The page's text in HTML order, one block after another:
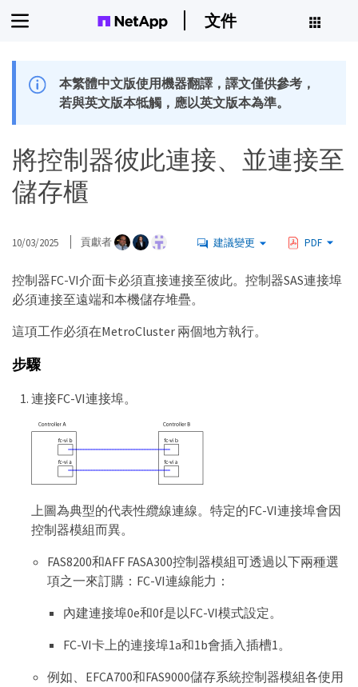
文件
本繁體中文版使用機器翻譯，譯文僅供參考，
若與英文版本牴觸，應以英文版本為準。
將控制器彼此連接、並連接至
儲存櫃
10/03/2025 貢獻者 建議變更 PDF
控制器FC-VI介面卡必須直接連接至彼此。控制器SAS連接埠
必須連接至遠端和本機儲存堆疊。
這項工作必須在MetroCluster 兩個地方執行。
步驟
連接FC-VI連接埠。
上圖為典型的代表性纜線連線。特定的FC-VI連接埠會因
控制器模組而異。
FAS8200和AFF FASA300控制器模組可透過以下兩種選
項之一來訂購：FC-VI連線能力：
內建連接埠0e和0f是以FC-VI模式設定。
FC-VI卡上的連接埠1a和1b會插入插槽1。
例如、EFCA700和FAS9000儲存系統控制器模組各使用